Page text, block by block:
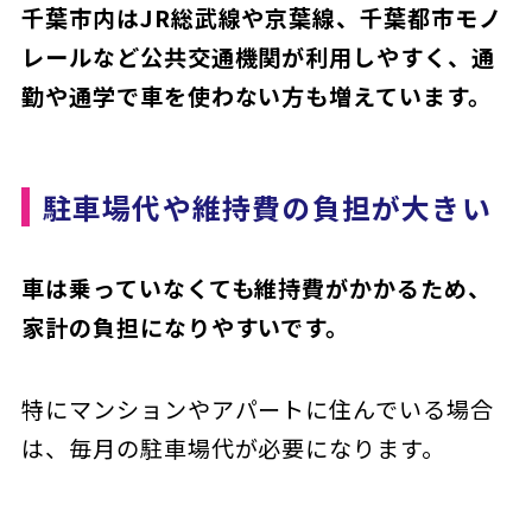
千葉市内はJR総武線や京葉線、千葉都市モノ
レールなど公共交通機関が利用しやすく、通
勤や通学で車を使わない方も増えています。
駐車場代や維持費の負担が大きい
車は乗っていなくても維持費がかかるため、
家計の負担になりやすいです。
特にマンションやアパートに住んでいる場合
は、毎月の駐車場代が必要になります。